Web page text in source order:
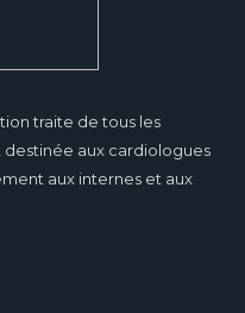
traite de tous les
aux cardiologues
aux internes et aux